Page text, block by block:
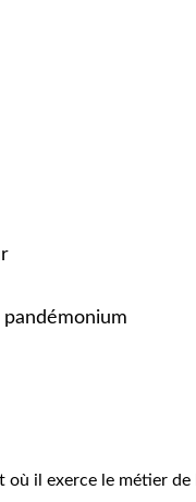
où il exerce le métier